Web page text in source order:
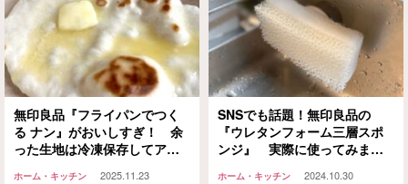
無印良品『フライパンでつく
る ナン』がおいしすぎ！ 余
った生地は冷凍保存してアレ
ホーム・キッチン 2025.11.23
SNSでも話題！無印良品の
『ウレタンフォーム三層スポ
ンジ』 実際に使ってみまし
ホーム・キッチン 2024.10.30